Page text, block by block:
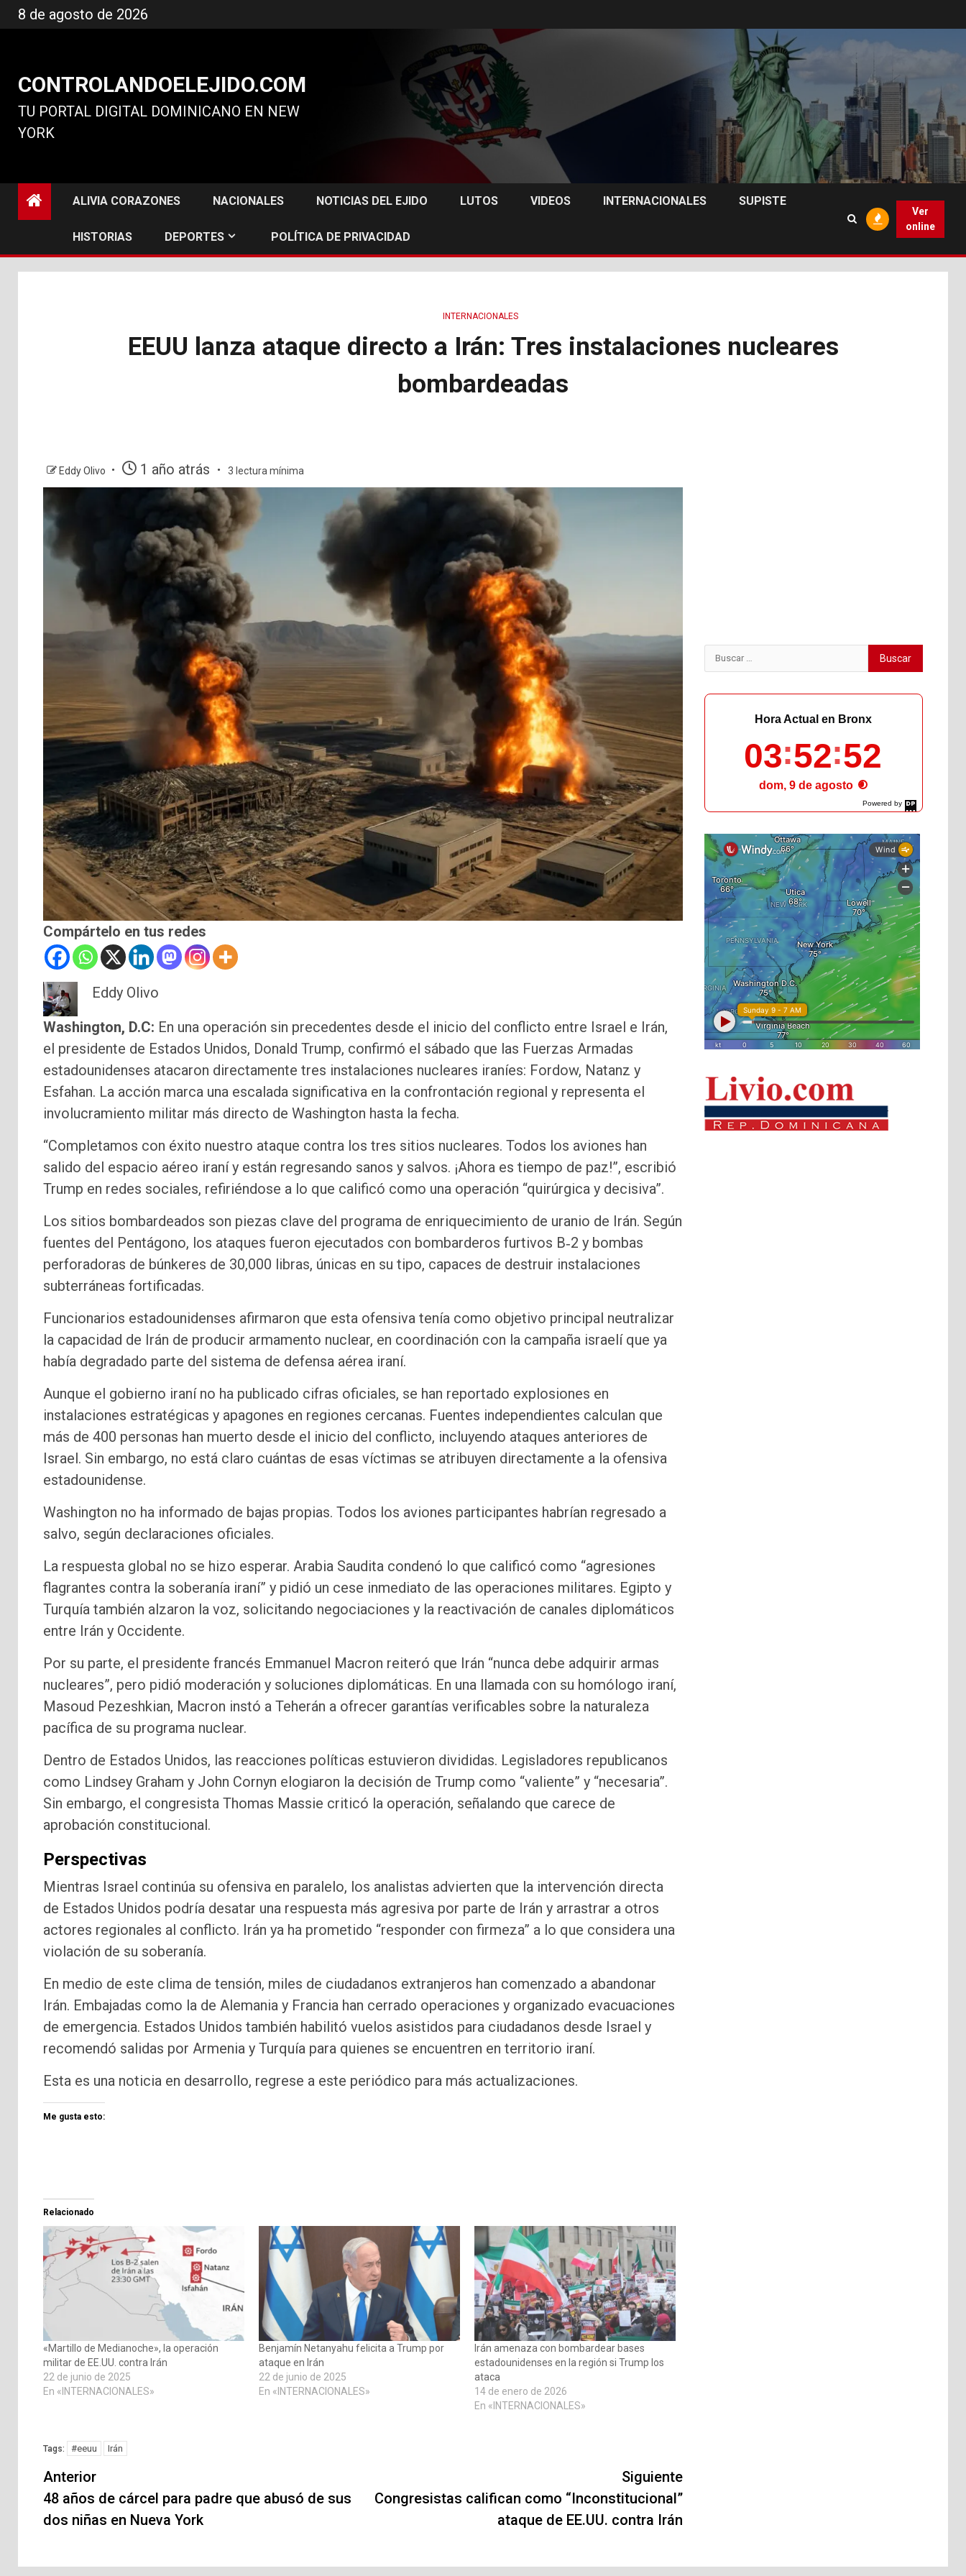
al
8 de agosto de 2026
CONTROLANDOELEJIDO.COM
TU PORTAL DIGITAL DOMINICANO EN NEW
YORK
ALIVIA CORAZONES NACIONALES NOTICIAS DEL EJIDO LUTOS VIDEOS INTERNACIONALES SUPISTE
HISTORIAS DEPORTES POLÍTICA DE PRIVACIDAD
Ver
online
INTERNACIONALES
EEUU lanza ataque directo a Irán: Tres instalaciones nucleares
bombardeadas
Eddy Olivo 1 año atrás 3 lectura mínima
Compártelo en tus redes
Eddy Olivo
Washington, D.C: En una operación sin precedentes desde el inicio del conflicto entre Israel e Irán,
el presidente de Estados Unidos, Donald Trump, confirmó el sábado que las Fuerzas Armadas
estadounidenses atacaron directamente tres instalaciones nucleares iraníes: Fordow, Natanz y
Esfahan. La acción marca una escalada significativa en la confrontación regional y representa el
involucramiento militar más directo de Washington hasta la fecha.
“Completamos con éxito nuestro ataque contra los tres sitios nucleares. Todos los aviones han
salido del espacio aéreo iraní y están regresando sanos y salvos. ¡Ahora es tiempo de paz!”, escribió
Trump en redes sociales, refiriéndose a lo que calificó como una operación “quirúrgica y decisiva”.
Los sitios bombardeados son piezas clave del programa de enriquecimiento de uranio de Irán. Según
fuentes del Pentágono, los ataques fueron ejecutados con bombarderos furtivos B‑2 y bombas
perforadoras de búnkeres de 30,000 libras, únicas en su tipo, capaces de destruir instalaciones
subterráneas fortificadas.
Funcionarios estadounidenses afirmaron que esta ofensiva tenía como objetivo principal neutralizar
la capacidad de Irán de producir armamento nuclear, en coordinación con la campaña israelí que ya
había degradado parte del sistema de defensa aérea iraní.
Aunque el gobierno iraní no ha publicado cifras oficiales, se han reportado explosiones en
instalaciones estratégicas y apagones en regiones cercanas. Fuentes independientes calculan que
más de 400 personas han muerto desde el inicio del conflicto, incluyendo ataques anteriores de
Israel. Sin embargo, no está claro cuántas de esas víctimas se atribuyen directamente a la ofensiva
estadounidense.
Washington no ha informado de bajas propias. Todos los aviones participantes habrían regresado a
salvo, según declaraciones oficiales.
La respuesta global no se hizo esperar. Arabia Saudita condenó lo que calificó como “agresiones
flagrantes contra la soberanía iraní” y pidió un cese inmediato de las operaciones militares. Egipto y
Turquía también alzaron la voz, solicitando negociaciones y la reactivación de canales diplomáticos
entre Irán y Occidente.
Por su parte, el presidente francés Emmanuel Macron reiteró que Irán “nunca debe adquirir armas
nucleares”, pero pidió moderación y soluciones diplomáticas. En una llamada con su homólogo iraní,
Masoud Pezeshkian, Macron instó a Teherán a ofrecer garantías verificables sobre la naturaleza
pacífica de su programa nuclear.
Dentro de Estados Unidos, las reacciones políticas estuvieron divididas. Legisladores republicanos
como Lindsey Graham y John Cornyn elogiaron la decisión de Trump como “valiente” y “necesaria”.
Sin embargo, el congresista Thomas Massie criticó la operación, señalando que carece de
aprobación constitucional.
Perspectivas
Mientras Israel continúa su ofensiva en paralelo, los analistas advierten que la intervención directa
de Estados Unidos podría desatar una respuesta más agresiva por parte de Irán y arrastrar a otros
actores regionales al conflicto. Irán ya ha prometido “responder con firmeza” a lo que considera una
violación de su soberanía.
En medio de este clima de tensión, miles de ciudadanos extranjeros han comenzado a abandonar
Irán. Embajadas como la de Alemania y Francia han cerrado operaciones y organizado evacuaciones
de emergencia. Estados Unidos también habilitó vuelos asistidos para ciudadanos desde Israel y
recomendó salidas por Armenia y Turquía para quienes se encuentren en territorio iraní.
Esta es una noticia en desarrollo, regrese a este periódico para más actualizaciones.
Me gusta esto:
Relacionado
«Martillo de Medianoche», la operación
militar de EE.UU. contra Irán
22 de junio de 2025
En «INTERNACIONALES»
Benjamín Netanyahu felicita a Trump por
ataque en Irán
22 de junio de 2025
En «INTERNACIONALES»
Irán amenaza con bombardear bases
estadounidenses en la región si Trump los
ataca
14 de enero de 2026
En «INTERNACIONALES»
Tags: #eeuu Irán
Navegación
de
entradas
Anterior
48 años de cárcel para padre que abusó de sus
dos niñas en Nueva York
Siguiente
Congresistas califican como “Inconstitucional”
ataque de EE.UU. contra Irán
Buscar:
Powered by
DaysPedia.com
Hora Actual en Bronx
03 52 54
dom, 9 de agosto